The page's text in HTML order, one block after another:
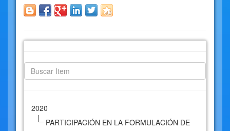
2020
PARTICIPACIÓN EN LA FORMULACIÓN DE